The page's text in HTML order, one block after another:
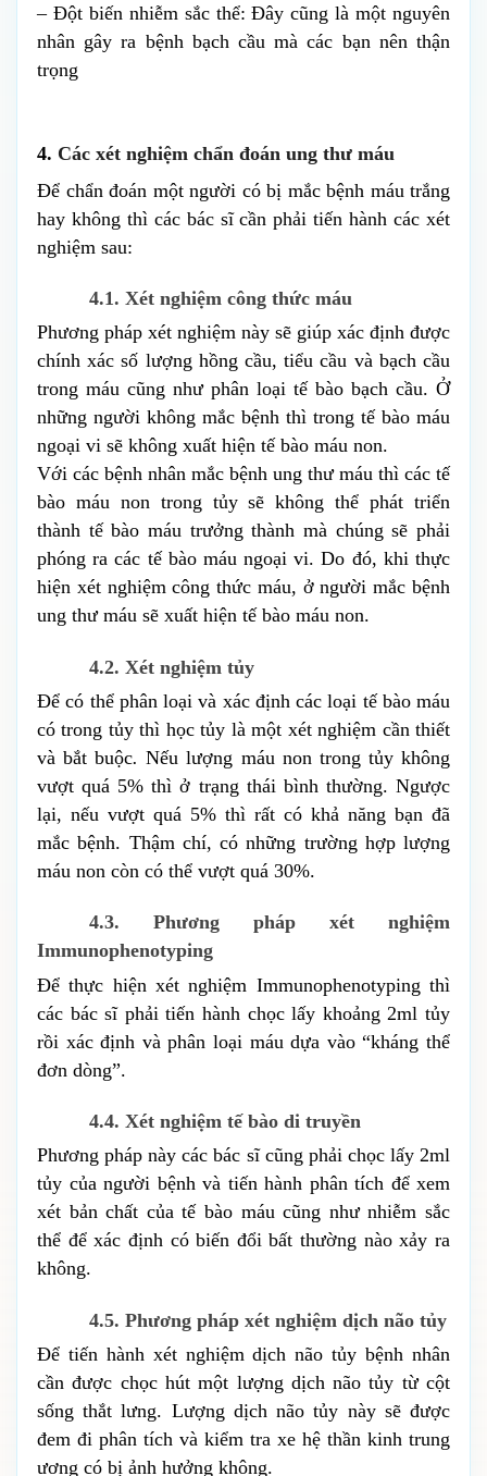
– Đột biến nhiễm sắc thể: Đây cũng là một nguyên
nhân gây ra bệnh bạch cầu mà các bạn nên thận
trọng
4. Các xét nghiệm chẩn đoán ung thư máu
Để chẩn đoán một người có bị mắc bệnh máu trắng
hay không thì các bác sĩ cần phải tiến hành các xét
nghiệm sau:
4.1. Xét nghiệm công thức máu
Phương pháp xét nghiệm này sẽ giúp xác định được
chính xác số lượng hồng cầu, tiểu cầu và bạch cầu
trong máu cũng như phân loại tế bào bạch cầu. Ở
những người không mắc bệnh thì trong tế bào máu
ngoại vi sẽ không xuất hiện tế bào máu non.
Với các bệnh nhân mắc bệnh ung thư máu thì các tế
bào máu non trong tủy sẽ không thể phát triển
thành tế bào máu trưởng thành mà chúng sẽ phải
phóng ra các tế bào máu ngoại vi. Do đó, khi thực
hiện xét nghiệm công thức máu, ở người mắc bệnh
ung thư máu sẽ xuất hiện tế bào máu non.
4.2. Xét nghiệm tủy
Để có thể phân loại và xác định các loại tế bào máu
có trong tủy thì học tủy là một xét nghiệm cần thiết
và bắt buộc. Nếu lượng máu non trong tủy không
vượt quá 5% thì ở trạng thái bình thường. Ngược
lại, nếu vượt quá 5% thì rất có khả năng bạn đã
mắc bệnh. Thậm chí, có những trường hợp lượng
máu non còn có thể vượt quá 30%.
4.3. Phương pháp xét nghiệm
Immunophenotyping
Để thực hiện xét nghiệm Immunophenotyping thì
các bác sĩ phải tiến hành chọc lấy khoảng 2ml tủy
rồi xác định và phân loại máu dựa vào “kháng thể
đơn dòng”.
4.4. Xét nghiệm tế bào di truyền
Phương pháp này các bác sĩ cũng phải chọc lấy 2ml
tủy của người bệnh và tiến hành phân tích để xem
xét bản chất của tế bào máu cũng như nhiễm sắc
thể để xác định có biến đổi bất thường nào xảy ra
không.
4.5. Phương pháp xét nghiệm dịch não tủy
Để tiến hành xét nghiệm dịch não tủy bệnh nhân
cần được chọc hút một lượng dịch não tủy từ cột
sống thắt lưng. Lượng dịch não tủy này sẽ được
đem đi phân tích và kiểm tra xe hệ thần kinh trung
ương có bị ảnh hưởng không.